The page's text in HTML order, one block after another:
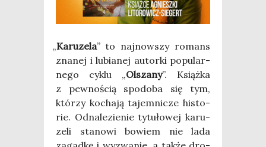
„Karu­ze­la” to naj­now­szy romans
zna­nej i lubia­nej autor­ki popu­lar­
ne­go cyklu „Olsza­ny”. Książ­ka
z pew­no­ścią spodo­ba się tym,
któ­rzy kocha­ją tajem­ni­cze histo­
rie. Odna­le­zie­nie tytu­ło­wej karu­
ze­li sta­no­wi bowiem nie lada